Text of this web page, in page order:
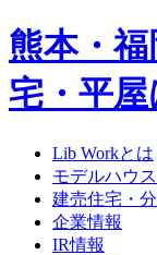
熊本・
宅・平
Lib Workとは
モデルハウ
建売住宅・
企業情報
IR情報